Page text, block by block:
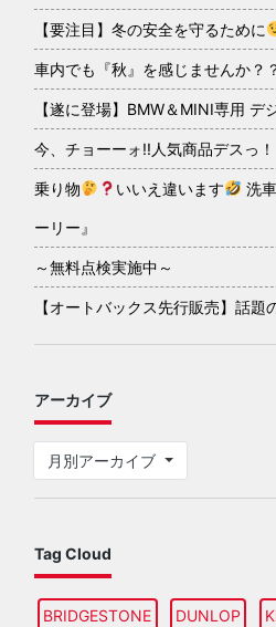
【要注目】冬の安全を守るために
車内でも『秋』を感じませんか？
【遂に登場】BMW＆MINI専用 デ
今、チョーーォ!!人気商品デスっ！
乗り物 いいえ違います 洗
ーリー』
～無料点検実施中～
【オートバックス先行販売】話
アーカイブ
月別アーカイブ
Tag Cloud
BRIDGESTONE DUNLOP